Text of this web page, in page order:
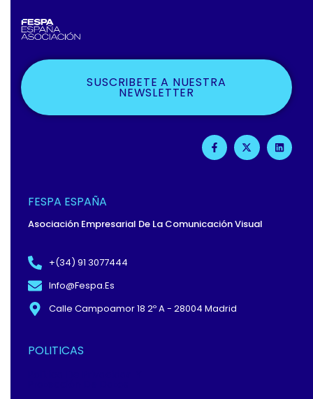
SUSCRIBETE A NUESTRA
NEWSLETTER
F
A
C
F
X
-
T
L
I
N
FESPA ESPAÑA
Asociación Empresarial De La Comunicación Visual
+(34) 91 3077444
Info@fespa.es
Calle Campoamor 18 2º A - 28004 Madrid
POLITICAS